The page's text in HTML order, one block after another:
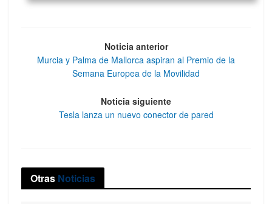
Noticia anterior
Murcia y Palma de Mallorca aspiran al Premio de la
Semana Europea de la Movilidad
Noticia siguiente
Tesla lanza un nuevo conector de pared
Otras Noticias